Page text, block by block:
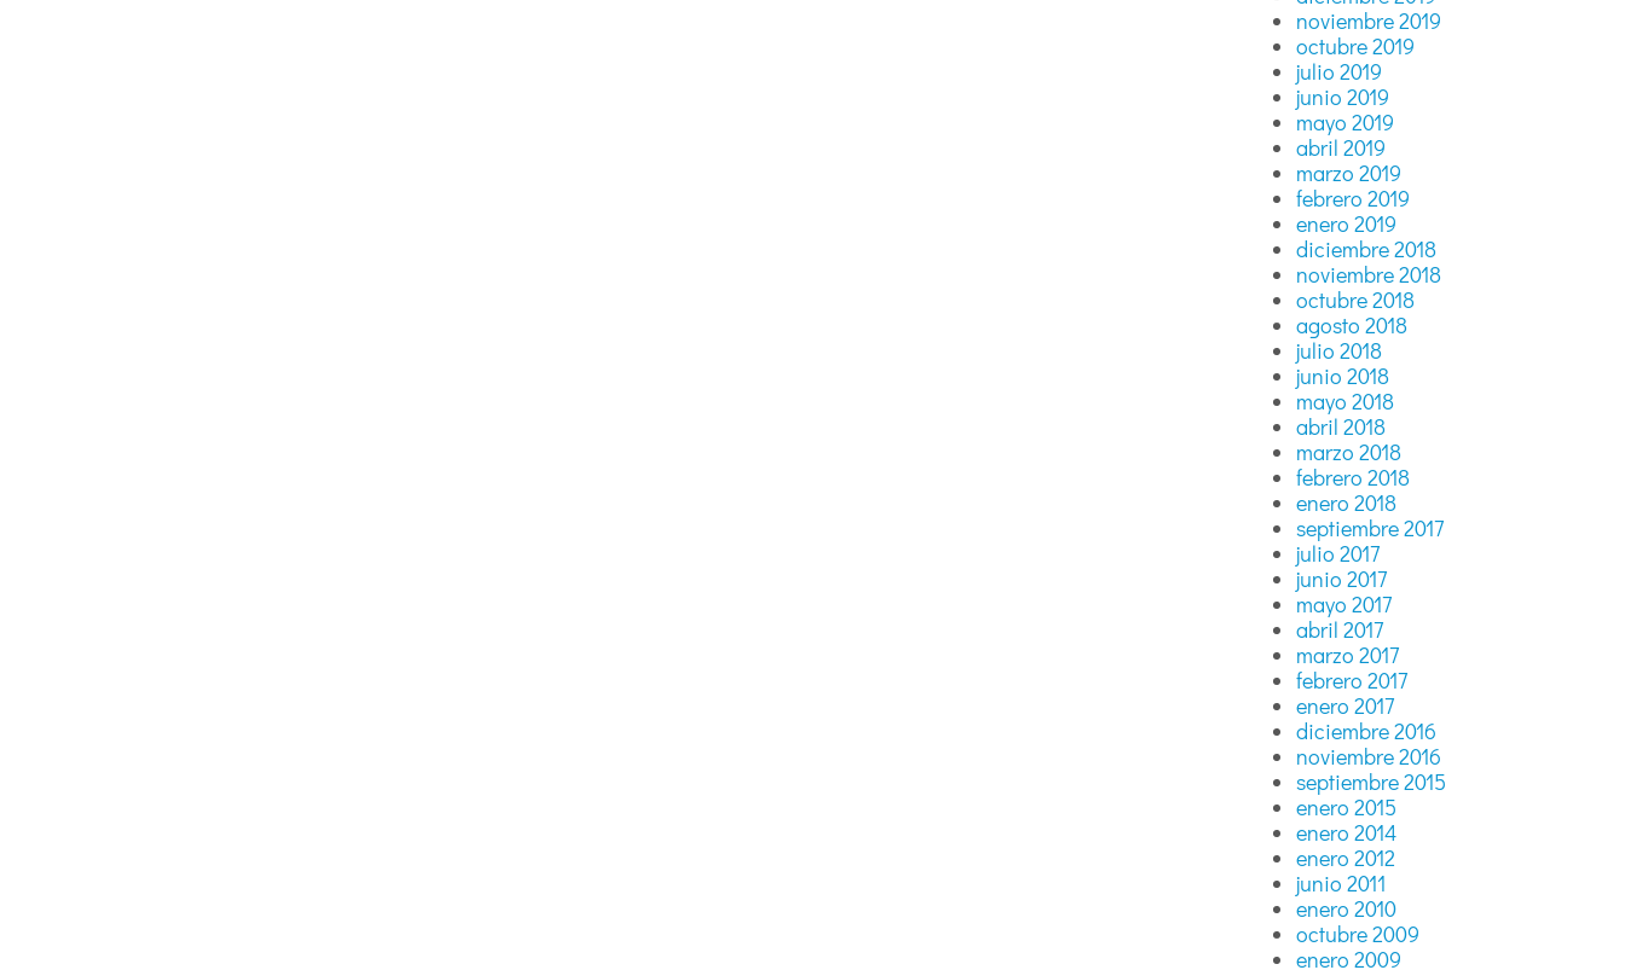
noviembre 2019
octubre 2019
julio 2019
junio 2019
mayo 2019
abril 2019
marzo 2019
febrero 2019
enero 2019
diciembre 2018
noviembre 2018
octubre 2018
agosto 2018
julio 2018
junio 2018
mayo 2018
abril 2018
marzo 2018
febrero 2018
enero 2018
septiembre 2017
julio 2017
junio 2017
mayo 2017
abril 2017
marzo 2017
febrero 2017
enero 2017
diciembre 2016
noviembre 2016
septiembre 2015
enero 2015
enero 2014
enero 2012
junio 2011
enero 2010
octubre 2009
enero 2009